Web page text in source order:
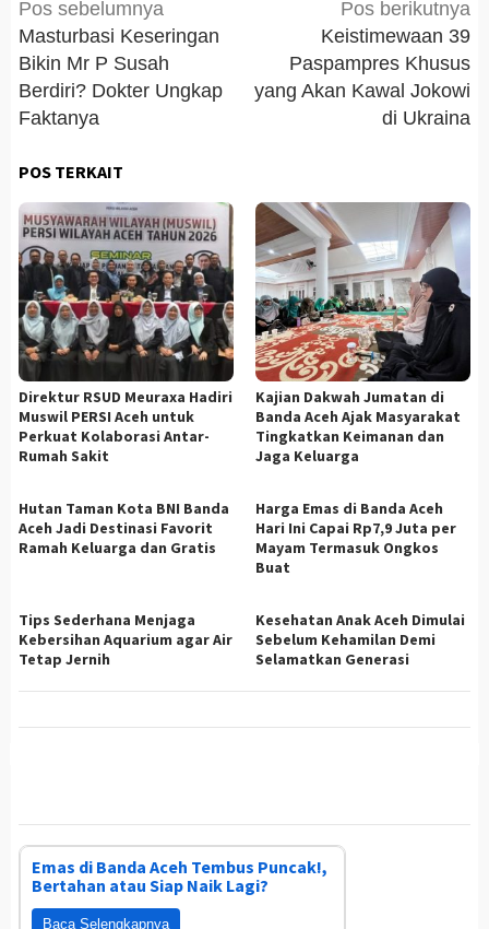
Navigasi
pos
Pos sebelumnya
Masturbasi Keseringan
Bikin Mr P Susah
Berdiri? Dokter Ungkap
Faktanya
Pos berikutnya
Keistimewaan 39
Paspampres Khusus
yang Akan Kawal Jokowi
di Ukraina
POS TERKAIT
Direktur RSUD Meuraxa Hadiri
Muswil PERSI Aceh untuk
Perkuat Kolaborasi Antar-
Rumah Sakit
Kajian Dakwah Jumatan di
Banda Aceh Ajak Masyarakat
Tingkatkan Keimanan dan
Jaga Keluarga
Hutan Taman Kota BNI Banda
Aceh Jadi Destinasi Favorit
Ramah Keluarga dan Gratis
Harga Emas di Banda Aceh
Hari Ini Capai Rp7,9 Juta per
Mayam Termasuk Ongkos
Buat
Tips Sederhana Menjaga
Kebersihan Aquarium agar Air
Tetap Jernih
Kesehatan Anak Aceh Dimulai
Sebelum Kehamilan Demi
Selamatkan Generasi
Emas di Banda Aceh Tembus Puncak!,
Bertahan atau Siap Naik Lagi?
Baca Selengkapnya